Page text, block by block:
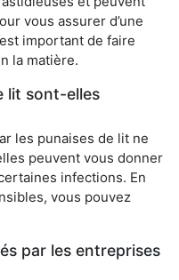
vous assurer d’une
important de faire
la matière.
lit sont-elles
les punaises de lit ne
peuvent vous donner
infections. En
vous pouvez
par les entreprises